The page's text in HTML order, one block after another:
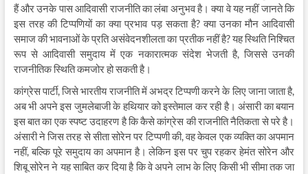
हैं और उनके पास आदिवासी राजनीति का लंबा अनुभव है। क्या वे यह नहीं जानते कि
इस तरह की टिप्पणियों का क्या प्रभाव पड़ सकता है? क्या उनका मौन आदिवासी
समाज की भावनाओं के प्रति असंवेदनशीलता का प्रतीक नहीं है? यह स्थिति निश्चित
रूप से आदिवासी समुदाय में एक नकारात्मक संदेश भेजती है, जिससे उनकी
राजनीतिक स्थिति कमजोर हो सकती है।
कांग्रेस पार्टी, जिसे भारतीय राजनीति में अभद्र टिप्पणी करने के लिए जाना जाता है,
अब भी अपने इस जुमलेबाजी के हथियार को इस्तेमाल कर रही है। अंसारी का बयान
इस बात का एक स्पष्ट उदाहरण है कि कैसे कांग्रेस की राजनीति नैतिकता से परे है।
अंसारी ने जिस तरह से सीता सोरेन पर टिप्पणी की, वह केवल एक व्यक्ति का अपमान
नहीं, बल्कि पूरे समुदाय का अपमान है। लेकिन इस पर चुप रहकर हेमंत सोरेन और
शिबू सोरेन ने यह साबित कर दिया है कि वे अपने लाभ के लिए किसी भी सीमा तक जा